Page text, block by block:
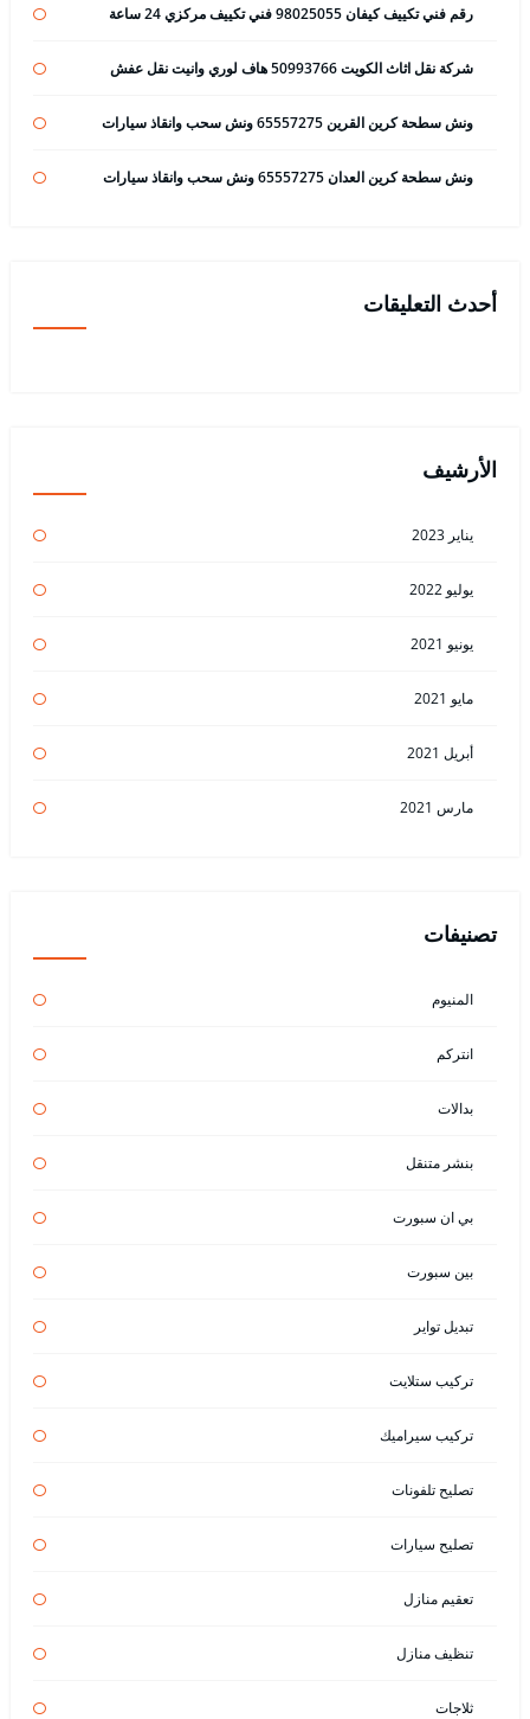
رقم فني تكييف كيفان 98025055 فني تكييف مركزي 24 ساعة
شركة نقل اثاث الكويت 50993766 هاف لوري وانيت نقل عفش
ونش سطحة كرين القرين 65557275 ونش سحب وانقاذ سيارات
ونش سطحة كرين العدان 65557275 ونش سحب وانقاذ سيارات
أحدث التعليقات
الأرشيف
يناير 2023
يوليو 2022
يونيو 2021
مايو 2021
أبريل 2021
مارس 2021
تصنيفات
المنيوم
انتركم
بدالات
بنشر متنقل
بي ان سبورت
بين سبورت
تبديل تواير
تركيب ستلايت
تركيب سيراميك
تصليح تلفونات
تصليح سيارات
تعقيم منازل
تنظيف منازل
ثلاجات